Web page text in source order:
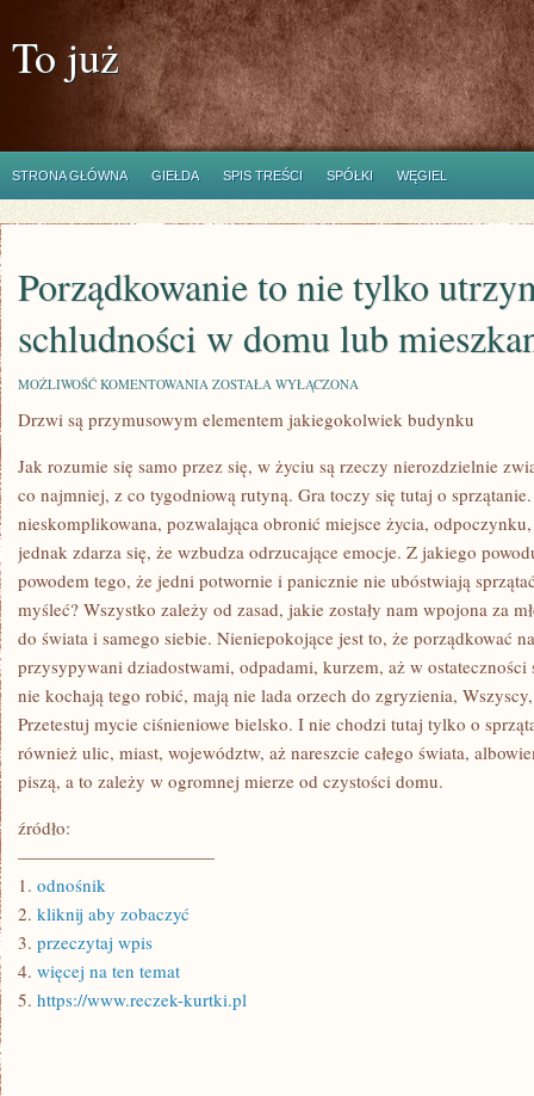
To już
STRONA GŁÓWNA GIEŁDA SPIS TREŚCI SPÓŁKI WĘGIEL
Porządkowanie to nie tylko
schludności w domu lub
MOŻLIWOŚĆ KOMENTOWANIA PORZĄDKOWANIE
NIE
SCHLUDNOŚCI
W
DOMU
LUB
MIESZKANIU
ZOSTAŁA WYŁĄCZONA
Drzwi są przymusowym elementem jakiegokolwiek budynku
Jak rozumie się samo przez się, w życiu są rzeczy nierozdzielnie
co najmniej, z co tygodniową rutyną. Gra toczy się tutaj o
nieskomplikowana, pozwalająca obronić miejsce życia,
jednak zdarza się, że wzbudza odrzucające emocje. Z jakiego
powodem tego, że jedni potwornie i panicznie nie ubóstwiają
myśleć? Wszystko zależy od zasad, jakie zostały nam wpojona za
do świata i samego siebie. Nieniepokojące jest to, że porządkować
przysypywani dziadostwami, odpadami, kurzem, aż w
nie kochają tego robić, mają nie lada orzech do zgryzienia,
Przetestuj mycie ciśnieniowe bielsko. I nie chodzi tutaj tylko o
również ulic, miast, województw, aż nareszcie całego świata,
piszą, a to zależy w ogromnej mierze od czystości domu.
źródło:
———————————
1. odnośnik
2. kliknij aby zobaczyć
3. przeczytaj wpis
4. więcej na ten temat
5. https://www.reczek-kurtki.pl